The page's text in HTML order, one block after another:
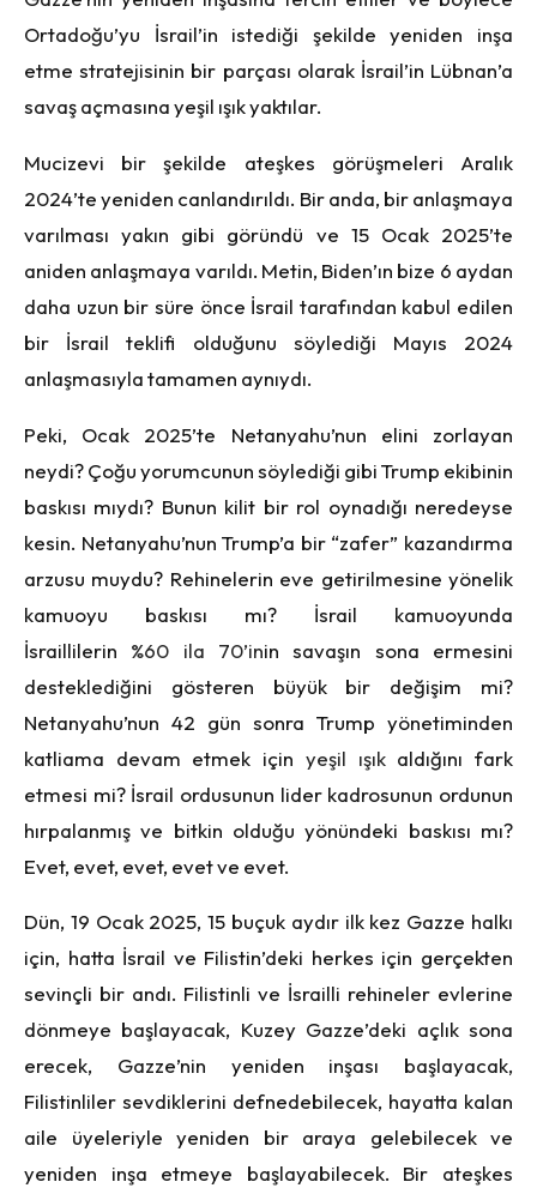
Ortadoğu’yu İsrail’in istediği şekilde yeniden inşa
etme stratejisinin bir parçası olarak İsrail’in Lübnan’a
savaş açmasına yeşil ışık yaktılar.
Mucizevi bir şekilde ateşkes görüşmeleri Aralık
2024’te yeniden canlandırıldı. Bir anda, bir anlaşmaya
varılması yakın gibi göründü ve 15 Ocak 2025’te
aniden anlaşmaya varıldı. Metin, Biden’ın bize 6 aydan
daha uzun bir süre önce İsrail tarafından kabul edilen
bir İsrail teklifi olduğunu söylediği Mayıs 2024
anlaşmasıyla tamamen aynıydı.
Peki, Ocak 2025’te Netanyahu’nun elini zorlayan
neydi? Çoğu yorumcunun söylediği gibi Trump ekibinin
baskısı mıydı? Bunun kilit bir rol oynadığı neredeyse
kesin. Netanyahu’nun Trump’a bir “zafer” kazandırma
arzusu muydu? Rehinelerin eve getirilmesine yönelik
kamuoyu baskısı mı? İsrail kamuoyunda
İsraillilerin %60 ila 70’inin savaşın sona ermesini
desteklediğini gösteren büyük bir değişim mi?
Netanyahu’nun 42 gün sonra Trump yönetiminden
katliama devam etmek için yeşil ışıkaldığını fark
etmesi mi? İsrail ordusunun lider kadrosunun ordunun
hırpalanmış ve bitkin olduğu yönündeki baskısı mı?
Evet, evet, evet, evet ve evet.
Dün, 19 Ocak 2025, 15 buçuk aydır ilk kez Gazze halkı
için, hatta İsrail ve Filistin’deki herkes için gerçekten
sevinçli bir andı. Filistinli ve İsrailli rehineler evlerine
dönmeye başlayacak, Kuzey Gazze’deki açlık sona
erecek, Gazze’nin yeniden inşası başlayacak,
Filistinliler sevdiklerini defnedebilecek, hayatta kalan
aile üyeleriyle yeniden bir araya gelebilecek ve
yeniden inşa etmeye başlayabilecek. Bir ateşkes